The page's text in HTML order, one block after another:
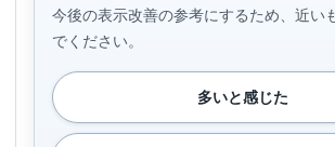
今後の表示改善の参考にするため、近い
でください。
多いと感じた